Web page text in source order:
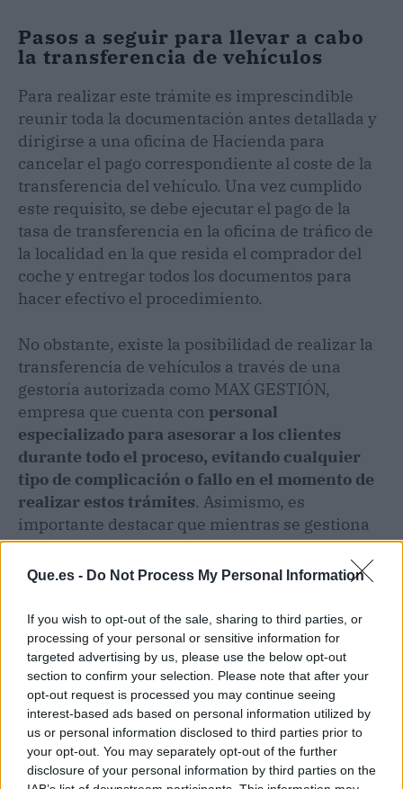
Que.es - Do Not Process My Personal Information
If you wish to opt-out of the sale, sharing to third parties, or
processing of your personal or sensitive information for
targeted advertising by us, please use the below opt-out
section to confirm your selection. Please note that after your
opt-out request is processed you may continue seeing
interest-based ads based on personal information utilized by
us or personal information disclosed to third parties prior to
your opt-out. You may separately opt-out of the further
disclosure of your personal information by third parties on the
Pasos a seguir para llevar a cabo
la transferencia de vehículos
Para realizar este trámite es imprescindible
reunir toda la documentación antes detallada y
dirigirse a una oficina de Hacienda para
cancelar el pago correspondiente al coste de la
transferencia del vehículo. Una vez cumplido
este requisito, se debe ejecutar el pago de la
tasa de transferencia en la oficina de tráfico de
la localidad en la que resida el comprador del
coche y entregar todos los documentos para
hacer efectivo el procedimiento.
No obstante, existe la posibilidad de realizar la
transferencia de vehículos a través de una
gestoría autorizada como MAX GESTIÓN,
empresa que cuenta con personal
especializado para asesorar a los clientes
durante todo el proceso, evitando cualquier
tipo de complicación o fallo en el momento de
realizar estos trámites. Asimismo, es
importante destacar que mientras se gestiona
la documentación, la firma entrega a los
clientes un justificante profesional para que
Por lo tanto, quienes estén interesados en
obtener asesoramiento para la transferencia de
vehículos, pueden acceder a la página web de
MAX GESTIÓN y completar el formulario de
contacto para comunicarse con un agente de la
compañía.